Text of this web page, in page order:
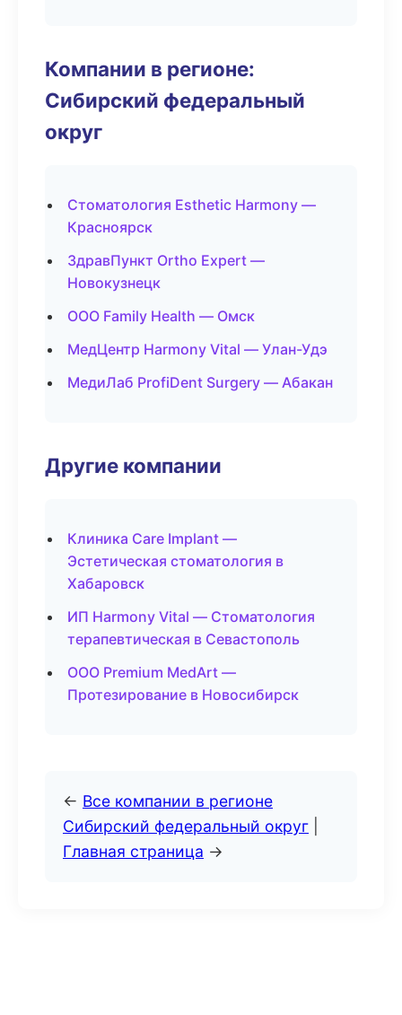
Компании в регионе:
Сибирский федеральный
округ
Стоматология Esthetic Harmony —
Красноярск
ЗдравПункт Ortho Expert —
Новокузнецк
ООО Family Health — Омск
МедЦентр Harmony Vital — Улан-Удэ
МедиЛаб ProfiDent Surgery — Абакан
Другие компании
Клиника Care Implant —
Эстетическая стоматология в
Хабаровск
ИП Harmony Vital — Стоматология
терапевтическая в Севастополь
ООО Premium MedArt —
Протезирование в Новосибирск
← Все компании в регионе
Сибирский федеральный округ
Главная страница →